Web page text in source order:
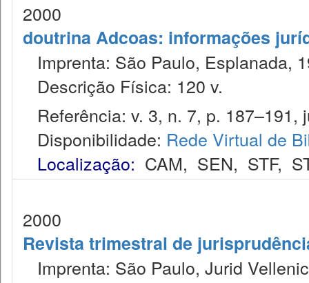
2000
doutrina Adcoas: informações
Imprenta: São Paulo, Esplanada,
Descrição Física: 120 v.
Referência: v. 3, n. 7, p. 187–191,
Disponibilidade: Rede Virtual de
Localização: CAM, SEN, STF,
2000
Revista trimestral de
Imprenta: São Paulo, Jurid